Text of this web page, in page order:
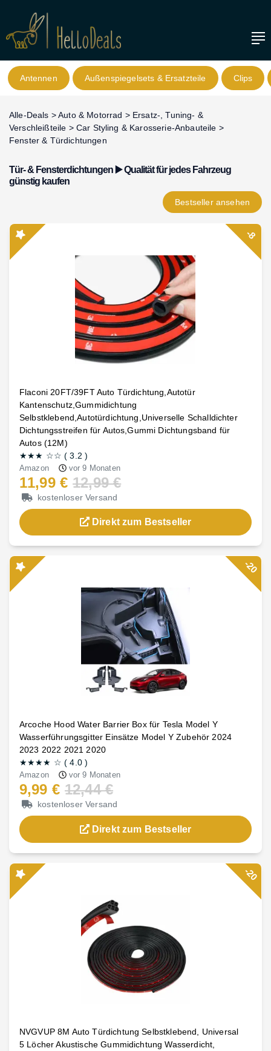
Antennen Außenspiegelsets & Ersatzteile Clips
Alle-Deals >Auto & Motorrad > Ersatz-, Tuning- &
Verschleißteile > Car Styling & Karosserie-Anbauteile >
Fenster & Türdichtungen
Tür- & Fensterdichtungen ▶️ Qualität für jedes Fahrzeug
günstig kaufen
Bestselleransehen
Flaconi 20FT/39FT Auto Türdichtung,Autotür
Kantenschutz,Gummidichtung
Selbstklebend,Autotürdichtung,Universelle Schalldichter
Dichtungsstreifen für Autos,Gummi Dichtungsband für
Autos (12M)
★★★ ☆☆ (3.2 )
Amazon vor 9 Monaten
11,99 € 12,99 €
kostenloser Versand
Direkt zum Bestseller
-8
Arcoche Hood Water Barrier Box für Tesla Model Y
Wasserführungsgitter Einsätze Model Y Zubehör 2024
2023 2022 2021 2020
★★★★ ☆ (4.0)
Amazon vor 9 Monaten
9,99 € 12,44 €
kostenloser Versand
Direkt zum Bestseller
-20
NVGVUP 8M Auto Türdichtung Selbstklebend, Universal
5 Löcher Akustische Gummidichtung Wasserdicht,
-20